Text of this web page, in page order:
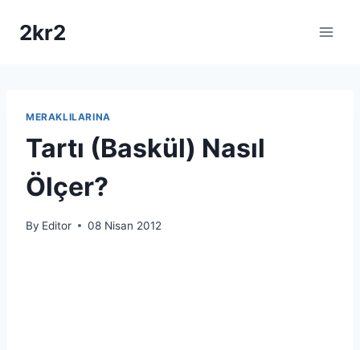
2kr2
MERAKLILARINA
Tartı (Baskül) Nasıl
Ölçer?
By Editor 08 Nisan 2012